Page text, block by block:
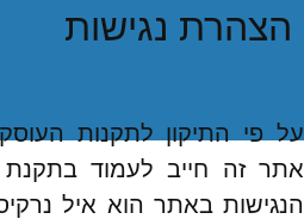
הצהרת נגישות
על פי התיקון לתקנות
אתר זה חייב לעמוד
הנגישות באתר הוא איל